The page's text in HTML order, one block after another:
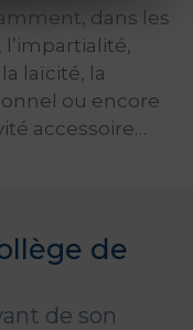
dans les
laïcité, la
ou encore
accessoire…
de
de son